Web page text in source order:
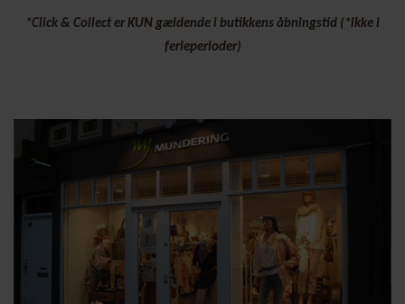
*Click & Collect er KUN gældende i butikkens åbningstid (*ikke i
ferieperioder)